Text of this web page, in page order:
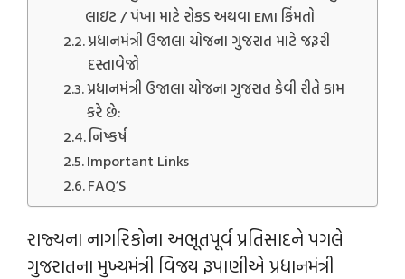
લાઇટ / પંખા માટે રોકડ અથવા EMI કિંમતો
પ્રધાનમંત્રી ઉજાલા યોજના ગુજરાત માટે જરૂરી
દસ્તાવેજો
પ્રધાનમંત્રી ઉજાલા યોજના ગુજરાત કેવી રીતે કામ
કરે છે:
નિષ્કર્ષ
Important Links
FAQ’S
રાજ્યના નાગરિકોના અભૂતપૂર્વ પ્રતિસાદને પગલે
ગુજરાતના મુખ્યમંત્રી વિજય રૂપાણીએ પ્રધાનમંત્રી